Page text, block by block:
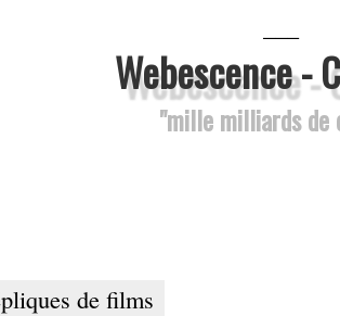
Webescence -
"mille milliards de
de films